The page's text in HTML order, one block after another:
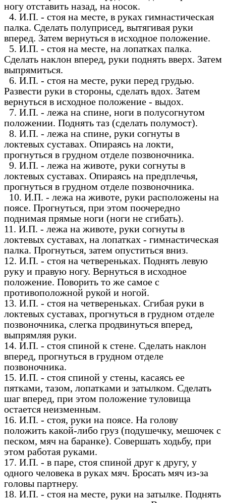
ногу отставить назад, на носок.
4. И.П. - стоя на месте, в руках гимнастическая
палка. Сделать полуприсед, вытягивая руки
вперед. Затем вернуться в исходное положение.
5. И.П. - стоя на месте, на лопатках палка.
Сделать наклон вперед, руки поднять вверх. Затем
выпрямиться.
6. И.П. - стоя на месте, руки перед грудью.
Развести руки в стороны, сделать вдох. Затем
вернуться в исходное положение - выдох.
7. И.П. - лежа на спине, ноги в полусогнутом
положении. Поднять таз (сделать полумост).
8. И.П. - лежа на спине, руки согнуты в
локтевых суставах. Опираясь на локти,
прогнуться в грудном отделе позвоночника.
9. И.П. - лежа на животе, руки согнуты в
локтевых суставах. Опираясь на предплечья,
прогнуться в грудном отделе позвоночника.
10. И.П. - лежа на животе, руки расположены на
поясе. Прогнуться, при этом поочередно
поднимая прямые ноги (ноги не сгибать).
11. И.П. - лежа на животе, руки согнуты в
локтевых суставах, на лопатках - гимнастическая
палка. Прогнуться, затем опуститься вниз.
12. И.П. - стоя на четвереньках. Поднять левую
руку и правую ногу. Вернуться в исходное
положение. Поворить то же самое с
противоположной рукой и ногой.
13. И.П. - стоя на четвереньках. Сгибая руки в
локтевых суставах, прогнуться в грудном отделе
позвоночника, слегка продвинуться вперед,
выпрямляя руки.
14. И.П. - стоя спиной к стене. Сделать наклон
вперед, прогнуться в грудном отделе
позвоночника.
15. И.П. - стоя спиной у стены, касаясь ее
пятками, тазом, лопатками и затылком. Сделать
шаг вперед, при этом положение туловища
остается неизменным.
16. И.П. - стоя, руки на поясе. На голову
положить какой-либо груз (подушечку, мешочек с
песком, мяч на баранке). Совершать ходьбу, при
этом работая руками.
17. И.П. - в паре, стоя спиной друг к другу, у
одного человека в руках мяч. Бросать мяч из-за
головы партнеру.
18. И.П. - стоя на месте, руки на затылке. Поднять